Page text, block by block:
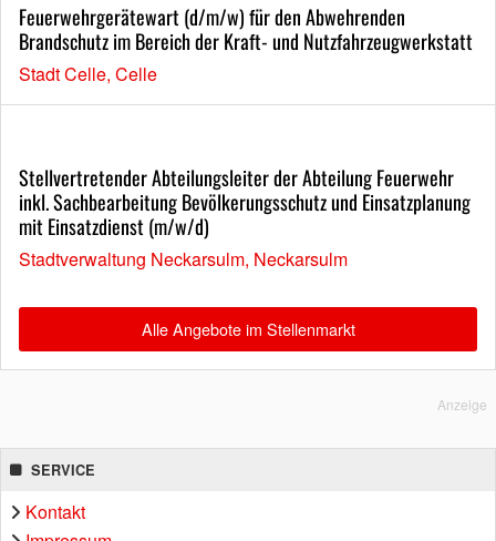
Feuerwehrgerätewart (d/m/w) für den Abwehrenden
Brandschutz im Bereich der Kraft- und Nutzfahrzeugwerkstatt
Stadt Celle, Celle
Stellvertretender Abteilungsleiter der Abteilung Feuerwehr
inkl. Sachbearbeitung Bevölkerungsschutz und Einsatzplanung
mit Einsatzdienst (m/w/d)
Stadtverwaltung Neckarsulm, Neckarsulm
Alle Angebote im Stellenmarkt
Anzeige
SERVICE
Kontakt